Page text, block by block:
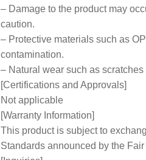
– Damage to the product may
caution.
– Protective materials such as
contamination.
– Natural wear such as
[Certifications and Approvals]
Not applicable
[Warranty Information]
This product is subject to
Standards announced by the